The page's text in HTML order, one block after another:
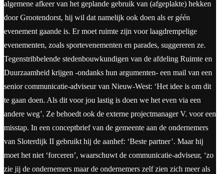
algemene afkeer van het geplande gebruik van (afgeplakte) hekken
door Grootendorst, hij wil dat namelijk ook doen als er géén
evenement gaande is. Er moet ruimte zijn voor laagdrempelige
evenementen, zoals sportevenementen en parades, suggereren ze.
Tegenstribbelende stedenbouwkundigen van de afdeling Ruimte en
Duurzaamheid krijgen -ondanks hun argumenten- een mail van een
senior communicatie-adviseur van Nieuw-West: ‘Het idee is om dit
te gaan doen. Als dit voor jou lastig is doen we het even via een
andere weg’. Ze behoedt ook de externe projectmanager V. voor een
misstap. In een conceptbrief van de gemeente aan de ondernemers
van Sloterdijk II gebruikt hij de aanhef: ‘Beste partner’. Maar hij
moet het niet ‘forceren’, waarschuwt de communicatie-adviseur, ‘zo
zie jij de ondernemers maar de ondernemers zelf zien zich meer als